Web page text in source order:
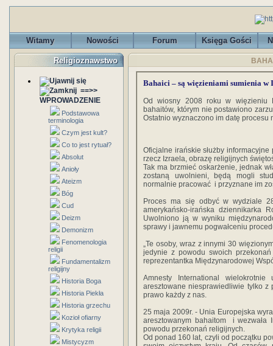
Witamy Nowości Forum Księga Gości
Religioznawstwo
==>>
WPROWADZENIE
Podstawowa
terminologia
Czym jest kult?
Co to jest rytuał?
Absolut
Anioły
Ateizm
Bóg
Cud
Deizm
Demonizm
Fenomenologia
religii
Fundamentalizm
religijny
Historia Boga
Historia Piekła
Historia grzechu
Kozioł ofiarny
Krytyka religii
Mistycyzm
Bahaici – są więzieniami sumienia w
Od wiosny 2008 roku w więzieniu
bahaitów, którym nie postawiono
Ostatnio wyznaczono im datę procesu
Oficjalne irańskie służby
rzecz Izraela, obrazę religijnych
Tak ma brzmieć oskarżenie, jednak
zostaną uwolnieni, będą mogli
normalnie pracować i przyznane im
Proces ma się odbyć w wydziale
amerykańsko-irańska dziennikarka
Uwolniono ją w wyniku
sprawy i jawnemu pogwałceniu
„Te osoby, wraz z innymi 30
jedynie z powodu swoich
reprezentantka Międzynarodowej
Amnesty International
aresztowane niesprawiedliwie tylko
prawo każdy z nas.
25 maja 2009r. - Unia Europejska
aresztowanym bahaitom i wezwała
powodu przekonań religijnych.
Od ponad 160 lat, czyli od początku